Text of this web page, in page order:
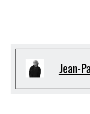
Jean-